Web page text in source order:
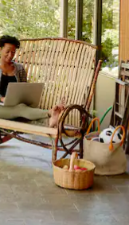
i nadole, kao i da